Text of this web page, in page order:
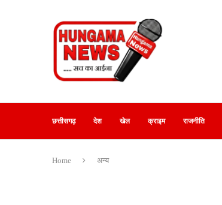
छत्तीसगढ़ देश खेल क्राइम राजनीति
Home अन्य